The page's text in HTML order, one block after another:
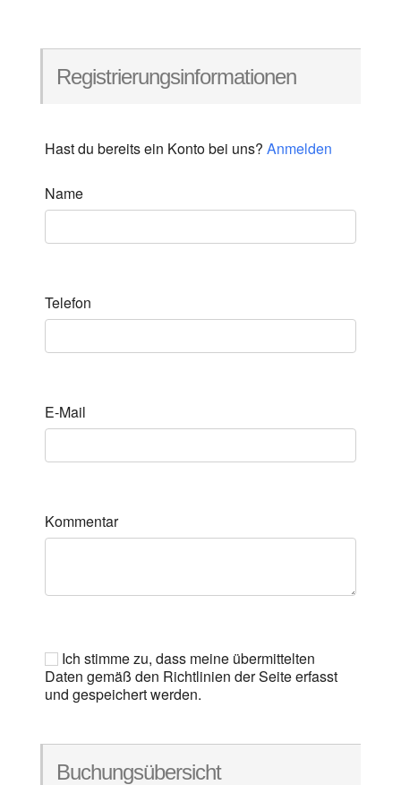
Registrierungsinformationen
Hast du bereits ein Konto bei uns? Anmelden
Name
Telefon
E-Mail
Kommentar
Ich stimme zu, dass meine übermittelten
Daten gemäß den Richtlinien der Seite erfasst
und gespeichert werden.
Buchungsübersicht